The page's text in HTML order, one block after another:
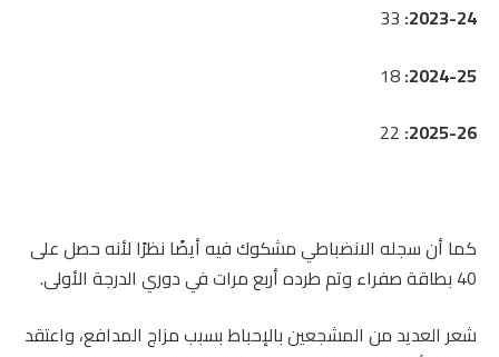
2023-24:
2024-25:
2025-26:
كما أن سجله الانضباطي مشكوك فيه أيضًا نظرًا لأنه حصل على
40 بطاقة صفراء وتم طرده أربع مرات في دوري الدرجة الأولى.
شعر العديد من المشجعين بالإحباط بسبب مزاج المدافع، واعتقد